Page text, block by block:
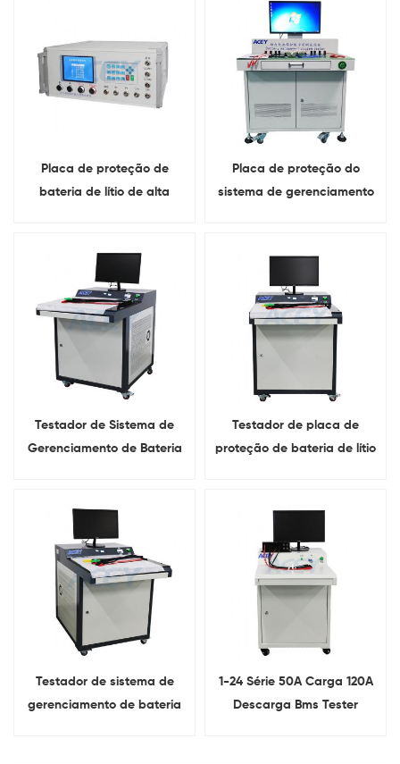
Placa de proteção de
bateria de lítio de alta
Placa de proteção do
sistema de gerenciamento
computador
Testador de Sistema de
Gerenciamento de Bateria
Testador de placa de
proteção de bateria de lítio
Testador de sistema de
gerenciamento de bateria
1-24 Série 50A Carga 120A
Descarga Bms Tester